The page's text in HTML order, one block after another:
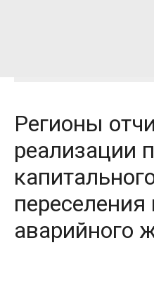
Регионы
реализации
аварийного